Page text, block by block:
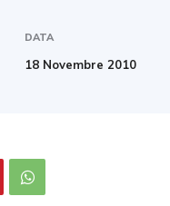
DATA
18 Novembre 2010